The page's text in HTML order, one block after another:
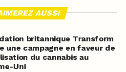
AUSSI
britannique Transform
une campagne en faveur de
du cannabis au
Uni